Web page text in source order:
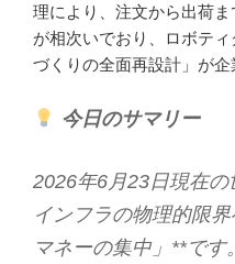
理により、注文から出荷
が相次いでおり、ロボテ
づくりの全面再設計」が企
今日のサマリー
2026年6月23日現在
インフラの物理的限
マネーの集中」**で